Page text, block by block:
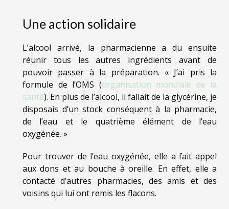
Une action solidaire
L’alcool arrivé, la pharmacienne a du ensuite
réunir tous les autres ingrédients avant de
pouvoir passer à la préparation. « J’ai pris la
formule de l’OMS (organisation mondiale de la
santé). En plus de l’alcool, il fallait de la glycérine, je
disposais d’un stock conséquent à la pharmacie,
de l’eau et le quatrième élément de l’eau
oxygénée. »
Pour trouver de l’eau oxygénée, elle a fait appel
aux dons et au bouche à oreille. En effet, elle a
contacté d’autres pharmacies, des amis et des
voisins qui lui ont remis les flacons.